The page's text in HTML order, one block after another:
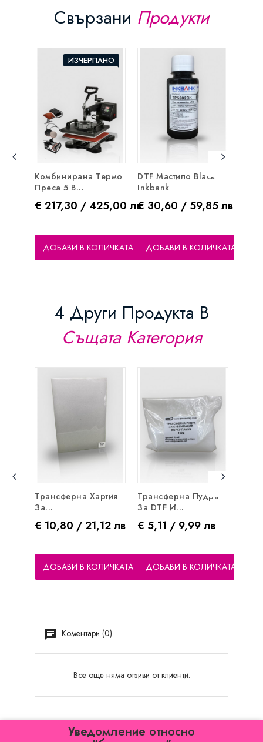
Свързани Продукти
ИЗЧЕРПАНО
Комбинирана Термо
Преса 5 В...
Цена
€ 217,30 / 425,00 лв
ДОБАВИ В КОЛИЧКАТА
DTF Мастило Black
Inkbank
Цена
€ 30,60 / 59,85 лв
ДОБАВИ В КОЛИЧКАТА
4 Други Продукта В
Същата Категория
Трансферна Хартия
За...
Цена
€ 10,80 / 21,12 лв
ДОБАВИ В КОЛИЧКАТА
Трансферна Пудра
За DTF И...
Цена
€ 5,11 / 9,99 лв
ДОБАВИ В КОЛИЧКАТА
Коментари (0)
Все още няма отзиви от клиенти.
Уведомление относно